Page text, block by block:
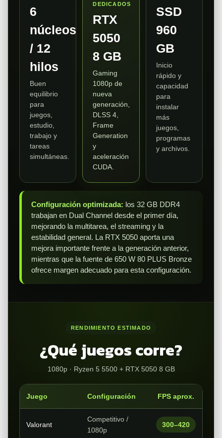
6
núcleos
/ 12
hilos
Buen
equilibrio
para
juegos,
estudio,
trabajo y
tareas
simultáneas.
DEDICADOS
RTX
5050
8 GB
Gaming
1080p de
nueva
generación,
DLSS 4,
Frame
Generation
y
aceleración
CUDA.
SSD
960
GB
Inicio
rápido y
capacidad
para
instalar
más
juegos,
programas
y archivos.
Configuración optimizada: los 32 GB DDR4
trabajan en Dual Channel desde el primer día,
mejorando la multitarea, el streaming y la
estabilidad general. La RTX 5050 aporta una
mejora importante frente a la generación anterior,
mientras que la fuente de 650 W 80 PLUS Bronze
ofrece margen adecuado para esta configuración.
RENDIMIENTO ESTIMADO
¿Qué juegos corre?
1080p · Ryzen 5 5500 + RTX 5050 8 GB
Juego Configuración FPS aprox.
Valorant
Competitivo /
1080p
300–420